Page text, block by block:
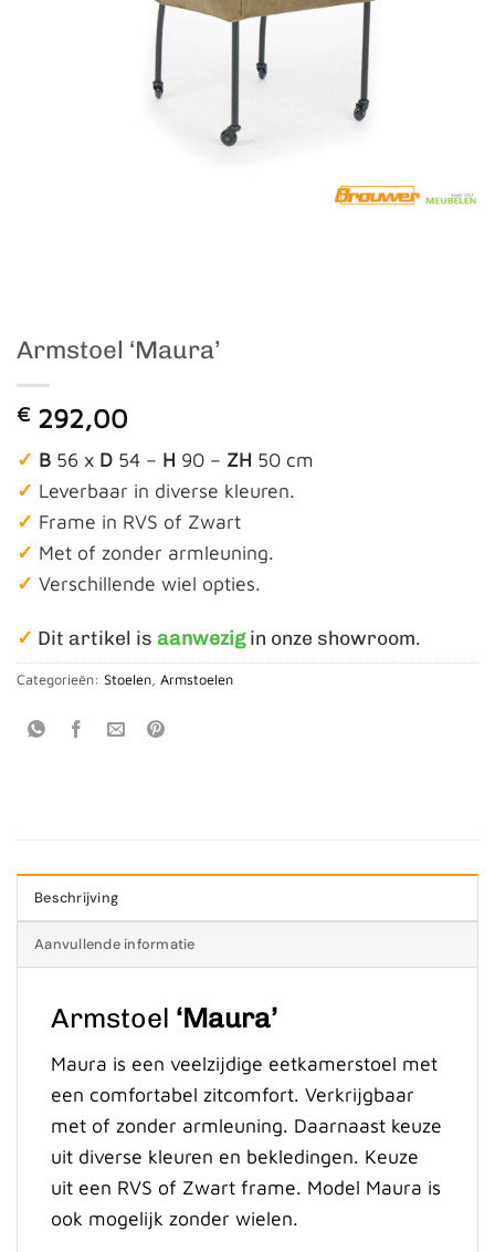
Armstoel ‘Maura’
€ 292,00
✓ B 56 x D 54 – H 90 – ZH 50 cm
✓ Leverbaar in diverse kleuren.
✓ Frame in RVS of Zwart
✓ Met of zonder armleuning.
✓ Verschillende wiel opties.
✓ Dit artikel is aanwezigin onze showroom.
Categorieën: Stoelen Armstoelen
Beschrijving
Aanvullende informatie
Armstoel ‘Maura’
Maura is een veelzijdige eetkamerstoel met
een comfortabel zitcomfort. Verkrijgbaar
met of zonder armleuning. Daarnaast keuze
uit diverse kleuren en bekledingen. Keuze
uit een RVS of Zwart frame. Model Maura is
ook mogelijk zonder wielen.